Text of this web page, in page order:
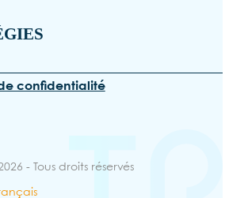
confidentialité
- Tous droits réservés